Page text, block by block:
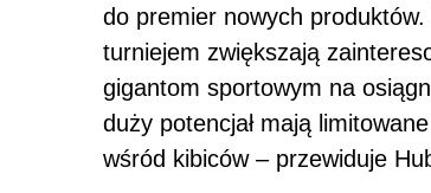
do premier nowych
turniejem zwiększają
gigantom sportowym na
duży potencjał mają
wśród kibiców – przewiduje